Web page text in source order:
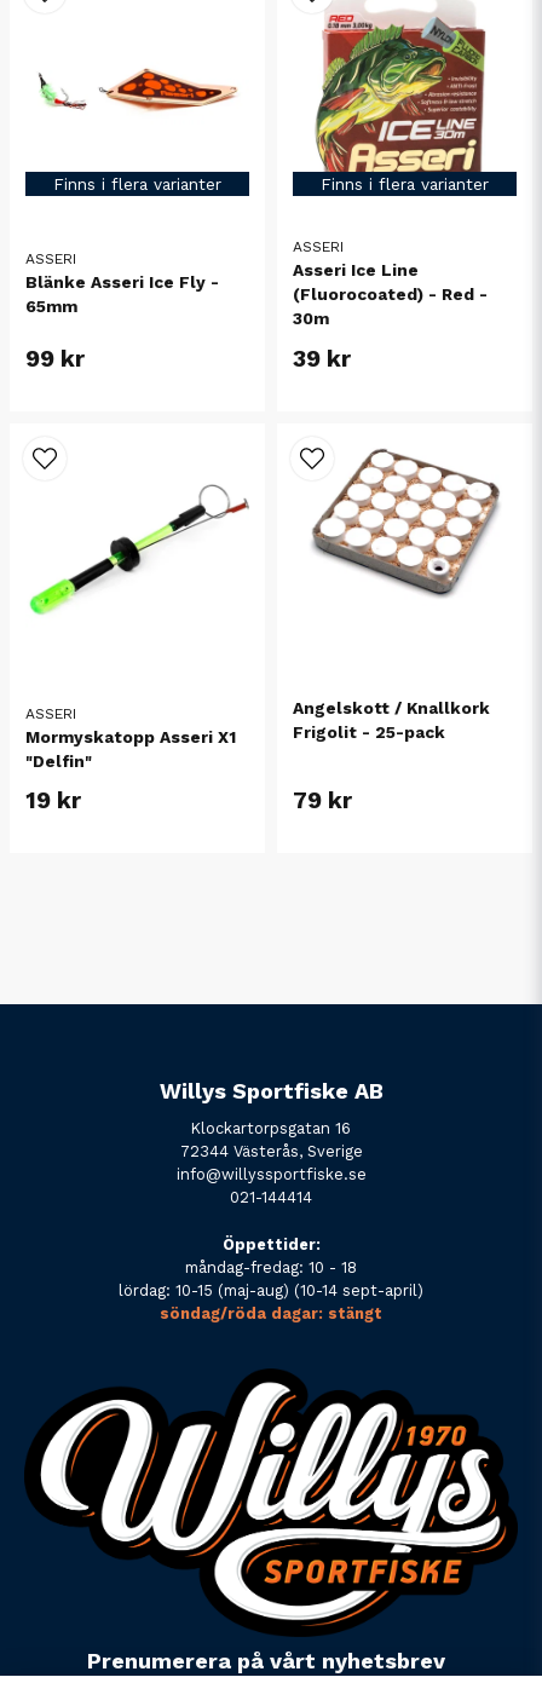
Finns i flera varianter
ASSERI
Blänke Asseri Ice Fly -
65mm
99 kr
Finns i flera varianter
ASSERI
Asseri Ice Line
(Fluorocoated) - Red -
30m
39 kr
ASSERI
Mormyskatopp Asseri X1
"Delfin"
19 kr
Angelskott / Knallkork
Frigolit - 25-pack
79 kr
Willys Sportfiske AB
Klockartorpsgatan 16
72344 Västerås, Sverige
info@willyssportfiske.se
021-144414
Öppettider:
måndag-fredag: 10 - 18
lördag: 10-15 (maj-aug) (10-14 sept-april)
söndag/röda dagar: stängt
Prenumerera på vårt nyhetsbrev